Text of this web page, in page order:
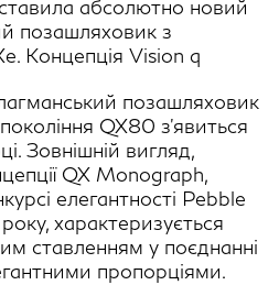
абсолютно новий
позашляховик з
Концепція Vision q
позашляховик
QX80 з'явиться
Зовнішній вигляд,
QX Monograph,
елегантності Pebble
характеризується
ставленням у поєднанні
пропорціями.